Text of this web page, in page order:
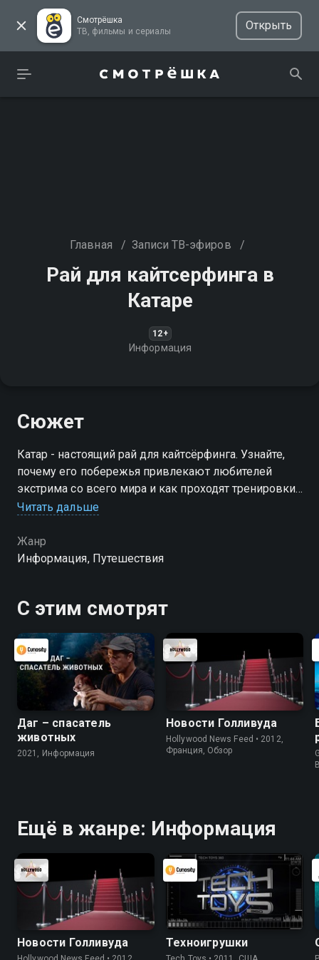
Смотрёшка
ТВ, фильмы и сериалы
Открыть
Главная / Записи ТВ-эфиров /
Рай для кайтсерфинга в
Катаре
12+
Информация
Сюжет
Катар - настоящий рай для кайтсёрфинга. Узнайте,
почему его побережья привлекают любителей
экстрима со всего мира и как проходят тренировки
и соревнования
Читать дальше
Жанр
Информация, Путешествия
С этим смотрят
Даг – спасатель
животных
2021, Информация
Новости Голливуда
Hollywood News Feed • 2012,
Франция, Обзор
Ещё в жанре: Информация
Новости Голливуда Техноигрушки